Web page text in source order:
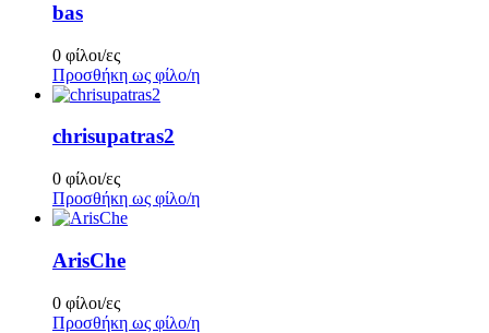
bas
0 φίλοι/ες
Προσθήκη ως φίλο/η
chrisupatras2
0 φίλοι/ες
Προσθήκη ως φίλο/η
ArisChe
0 φίλοι/ες
Προσθήκη ως φίλο/η